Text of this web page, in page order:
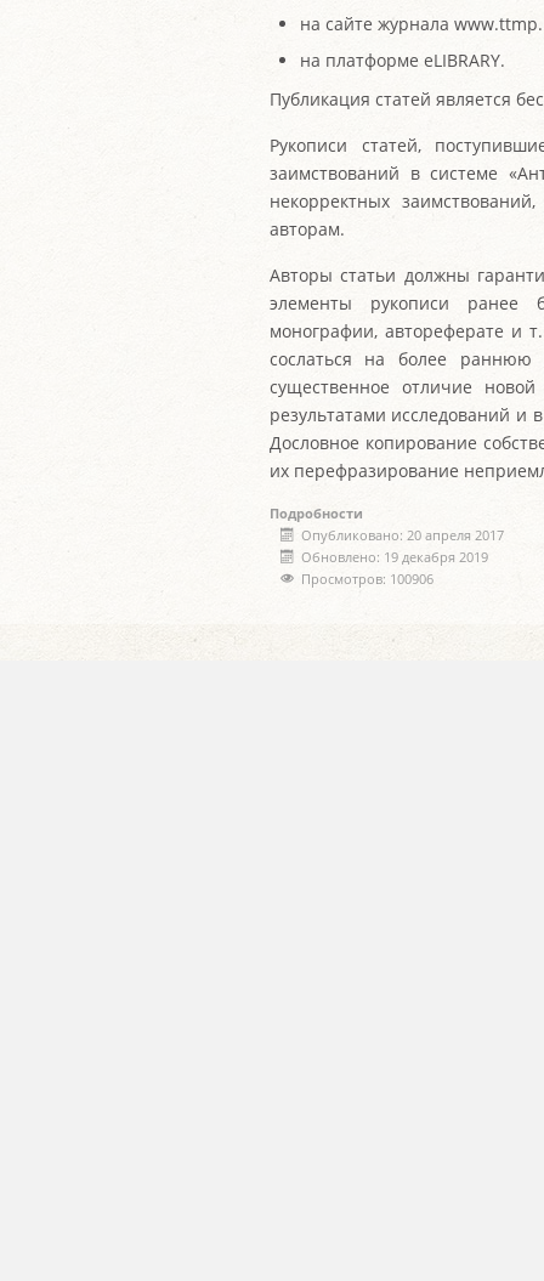
на сайте журнала
на платформе еLIBRARY.
Публикация статей является
Рукописи статей,
заимствований в системе
некорректных
авторам.
Авторы статьи должны
элементы рукописи ранее
монографии, автореферате и
сослаться на более
существенное отличие
результатами исследований
Дословное копирование
их перефразирование
Подробности
Опубликовано: 20 апреля 2017
Обновлено: 19 декабря 2019
Просмотров: 100906